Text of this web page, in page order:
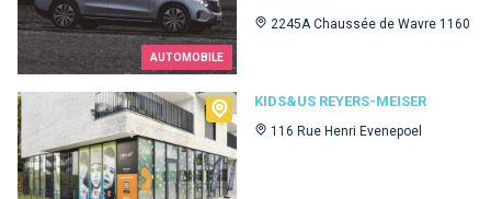
AUTOMOBILE
2245A Chaussée de Wavre 1160
KIDS&US REYERS-MEISER
116 Rue Henri Evenepoel
Kids&Us Reyers-Meiser